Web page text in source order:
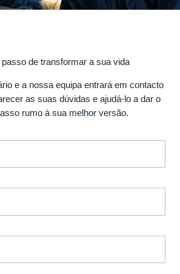
passo de transformar a sua vida
e a nossa equipa entrará em contacto
as suas dúvidas e ajudá-lo a dar o
rumo à sua melhor versão.